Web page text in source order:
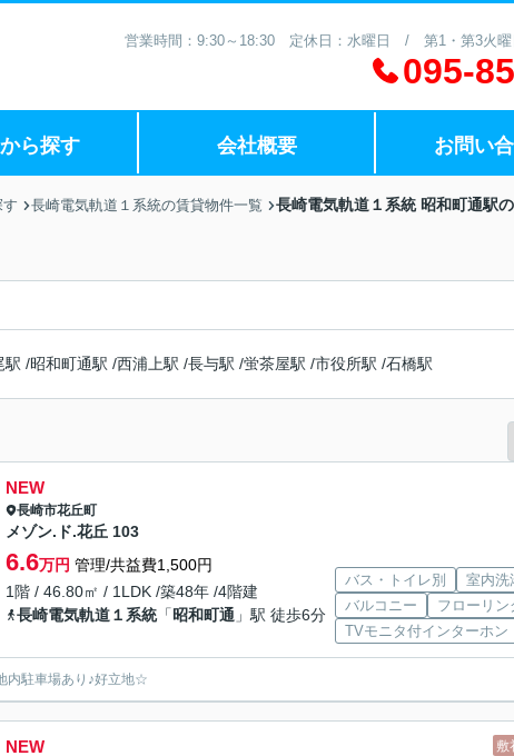
営業時間：9:30～18:30 定休日：水曜日 / 第1・第3火
095-
ら探す 会社概要 お問い
長崎電気軌道１系統の賃貸物件一覧 長崎電気軌道１系統 昭和町通駅
駅 /昭和町通駅 /西浦上駅 /長与駅 /蛍茶屋駅 /市役所駅 /石橋駅
NEW
長崎市花丘町
メゾン.ド.花丘 103
6.6万円 管理/共益費1,500円
1階 / 46.80㎡ / 1LDK /築48年 /4階建
長崎電気軌道１系統「昭和町通 」駅 徒歩6分
バス・トイレ別 室内洗
バルコニー
フローリン
TVモニタ付インターホン
内駐車場あり♪好立地☆
敷
NEW